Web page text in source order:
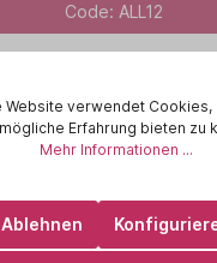
Code: ALL12
...
Website verwendet Cookies,
Erfahrung bieten zu
Mehr Informationen ...
Ablehnen